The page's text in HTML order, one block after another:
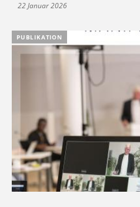
22 Januar 2026
PUBLIKATION